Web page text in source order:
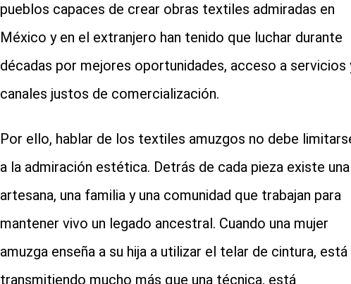
pueblos capaces de crear obras textiles admiradas en
México y en el extranjero han tenido que luchar durante
décadas por mejores oportunidades, acceso a servicios
canales justos de comercialización.
Por ello, hablar de los textiles amuzgos no debe
a la admiración estética. Detrás de cada pieza existe una
artesana, una familia y una comunidad que trabajan para
mantener vivo un legado ancestral. Cuando una mujer
amuzga enseña a su hija a utilizar el telar de cintura, está
transmitiendo mucho más que una técnica, está